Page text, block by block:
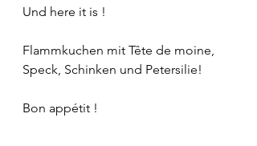
Und here it is !
Flammkuchen mit Tête de moine,
Speck, Schinken und Petersilie!
Bon appétit !